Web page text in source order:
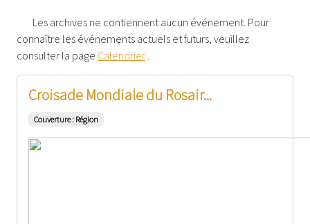
Les archives ne contiennent aucun événement. Pour
connaître les événements actuels et futurs, veuillez
consulter la page Calendrier
Croisade Mondiale du Rosair...
Couverture : Région